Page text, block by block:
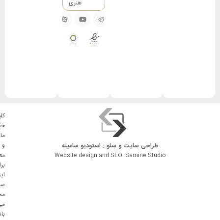
هنری
طراحی سایت و سئو : استودیو سامینه
Website design and SEO: Samine Studio
و